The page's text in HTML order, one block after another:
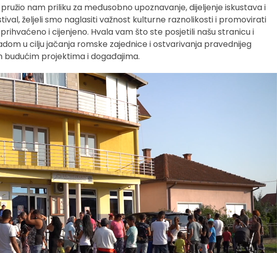
nam priliku za međusobno upoznavanje, dijeljenje iskustava i
željeli smo naglasiti važnost kulturne raznolikosti i promovirati
i cijenjeno. Hvala vam što ste posjetili našu stranicu i
u cilju jačanja romske zajednice i ostvarivanja pravednijeg
budućim projektima i događajima.